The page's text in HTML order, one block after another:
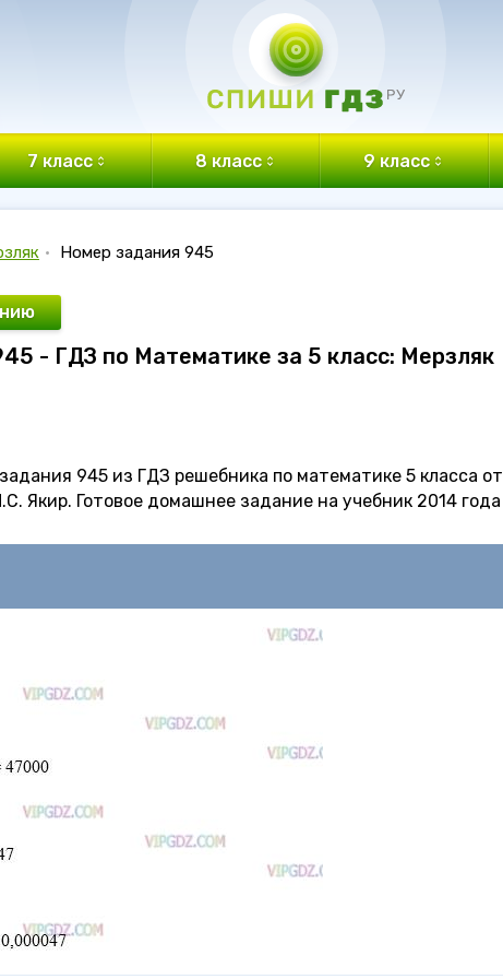
7 класс 8 класс 9 класс
• Номер задания 945
- ГДЗ по Математике за 5 класс: Мерзляк
945 из ГДЗ решебника по математике 5 класса от
Якир. Готовое домашнее задание на учебник 2014 года